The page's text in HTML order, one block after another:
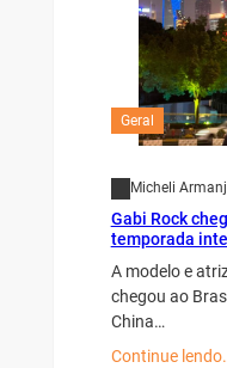
Geral
Micheli
Gabi Rock
temporada
A modelo e
chegou ao
China…
Continue